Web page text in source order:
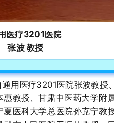
医疗3201医院
张波 教授
用医疗3201医院张波教授
教授、甘肃中医药大学附
医科大学总医院孙克宁教